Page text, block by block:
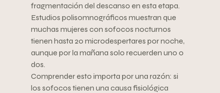
fragmentación del descanso en esta etapa.
Estudios polisomnográficos muestran que
muchas mujeres con sofocos nocturnos
tienen hasta 20 microdespertares por noche,
aunque por la mañana solo recuerden uno o
dos.
Comprender esto importa por una razón: si
los sofocos tienen una causa fisiológica